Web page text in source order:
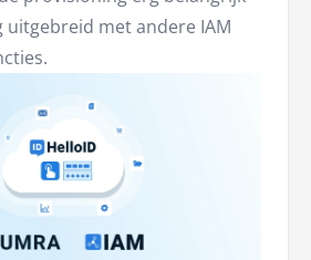
uitgebreid met andere IAM